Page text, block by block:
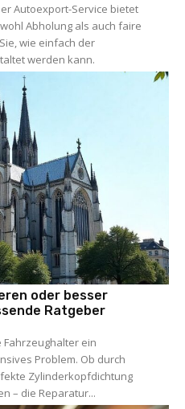
Autoexport-Service bietet
Abholung als auch faire
wie einfach der
werden kann.
oder besser
Ratgeber
Fahrzeughalter ein
Problem. Ob durch
Zylinderkopfdichtung
– die Reparatur...